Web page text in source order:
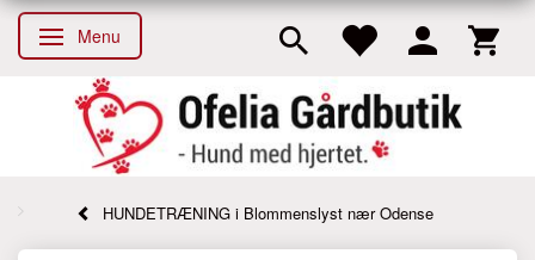
Skifte navigation
Menu
HUNDETRÆNING i Blommenslyst nær Odense